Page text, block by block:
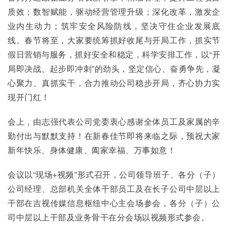
质效；数智赋能，驱动经营管理升级；深化改革，激发企
业内生动力；筑牢安全风险防线，坚决守住企业发展底
线。春节将至，大家要统筹抓好收尾与开局工作，抓实节
假日营销与服务，抓好安全和稳定，科学安排工作，以“开
局即决战、起步即冲刺”的劲头，坚定信心、奋勇争先，凝
心聚力、真抓实干，合力推动公司稳步开局，齐心协力实
现开门红！
会上，由志强代表公司党委衷心感谢全体员工及家属的辛
勤付出与默默支持！在新春佳节即将来临之际，预祝大家
新年快乐、身体健康、阖家幸福、万事如意！
会议以“现场+视频”形式召开，公司领导班子、各分（子）
公司经理、总部机关全体干部员工及在长子公司中层以上
干部在吉视传媒信息枢纽中心主会场参会，各分（子）公
司中层以上干部及业务骨干在分会场以视频形式参会。